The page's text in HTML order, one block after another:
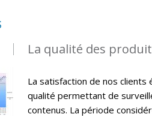
La qualité des
La satisfaction de nos
qualité permettant de
contenus. La période